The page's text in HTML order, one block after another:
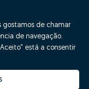
Zome
gostamos de chamar
de navegação.
está a consentir